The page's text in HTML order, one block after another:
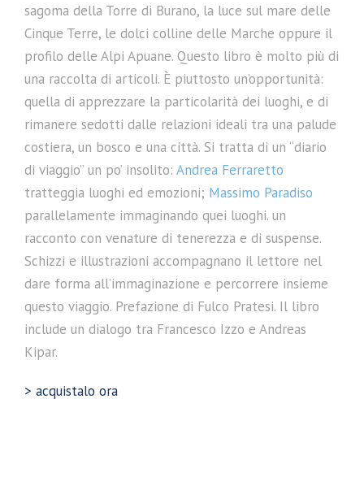
sagoma della Torre di Burano, la luce sul mare delle
Cinque Terre, le dolci colline delle Marche oppure il
profilo delle Alpi Apuane. Questo libro è molto più di
una raccolta di articoli. È piuttosto un’opportunità:
quella di apprezzare la particolarità dei luoghi, e di
rimanere sedotti dalle relazioni ideali tra una palude
costiera, un bosco e una città. Si tratta di un “diario
di viaggio” un po’ insolito: Andrea Ferraretto
tratteggia luoghi ed emozioni; Massimo Paradiso
parallelamente immaginando quei luoghi. un
racconto con venature di tenerezza e di suspense.
Schizzi e illustrazioni accompagnano il lettore nel
dare forma all’immaginazione e percorrere insieme
questo viaggio. Prefazione di Fulco Pratesi. Il libro
include un dialogo tra Francesco Izzo e Andreas
Kipar.
> acquistalo ora